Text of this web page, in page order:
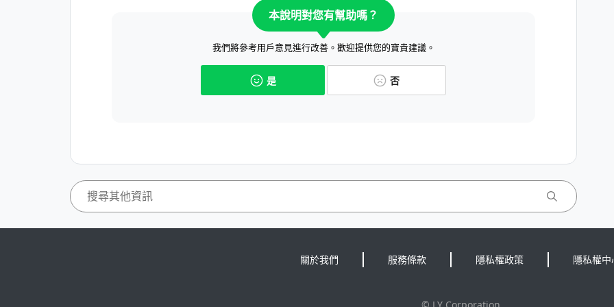
本說明對您有幫助嗎？
我們將參考用戶意見進行改善。歡迎提供您的寶貴建議。
是 否
關於我們 服務條款 隱私權政策 隱私權中